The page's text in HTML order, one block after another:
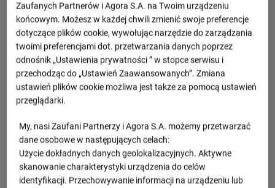
Zaufanych Partnerów i Agora S.A. na Twoim urządzeniu
końcowym. Możesz w każdej chwili zmienić swoje preferencje
dotyczące plików cookie, wywołując narzędzie do zarządzania
twoimi preferencjami dot. przetwarzania danych poprzez
odnośnik „Ustawienia prywatności ” w stopce serwisu i
przechodząc do „Ustawień Zaawansowanych”. Zmiana
ustawień plików cookie możliwa jest także za pomocą ustawień
przeglądarki.
My, nasi Zaufani Partnerzy i Agora S.A. możemy przetwarzać
dane osobowe w następujących celach:
Użycie dokładnych danych geolokalizacyjnych. Aktywne
skanowanie charakterystyki urządzenia do celów
identyfikacji. Przechowywanie informacji na urządzeniu lub